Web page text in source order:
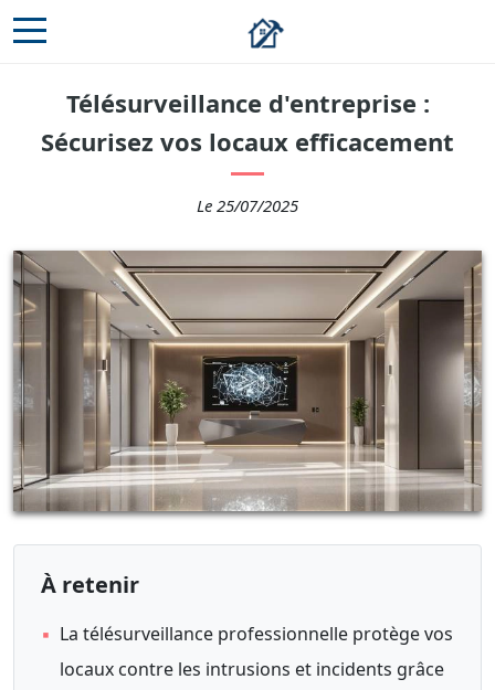
Télésurveillance d'entreprise :
Sécurisez vos locaux efficacement
Le 25/07/2025
À retenir
▪ La télésurveillance professionnelle protège vos
locaux contre les intrusions et incidents grâce